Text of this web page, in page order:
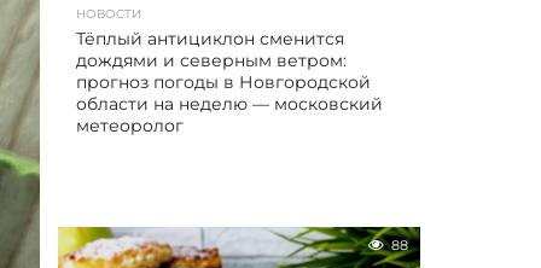
НОВОСТИ
Тёплый антициклон сменится
дождями и северным ветром:
прогноз погоды в Новгородской
области на неделю — московский
метеоролог
88